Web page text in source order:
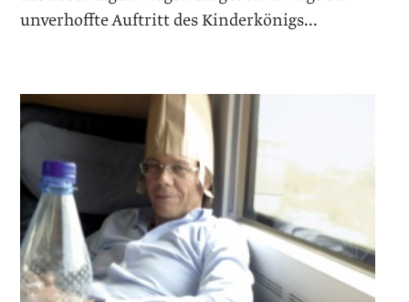
unverhoffte Auftritt des Kinderkönigs...